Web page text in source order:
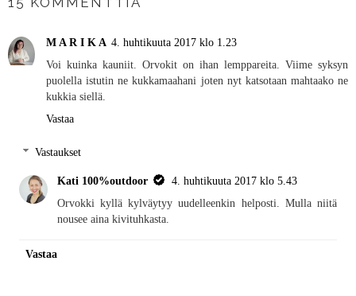
M A R I K A 4. huhtikuuta 2017 klo 1.23
Voi kuinka kauniit. Orvokit on ihan lemppareita. Viime syksyn
puolella istutin ne kukkamaahani joten nyt katsotaan mahtaako ne
kukkia siellä.
Vastaa
Vastaukset
Kati 100%outdoor
4. huhtikuuta 2017 klo 5.43
Orvokki kyllä kylväytyy uudelleenkin helposti. Mulla niitä
nousee aina kivituhkasta.
Vastaa